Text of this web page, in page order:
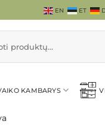
EN ET
KAMBARYS